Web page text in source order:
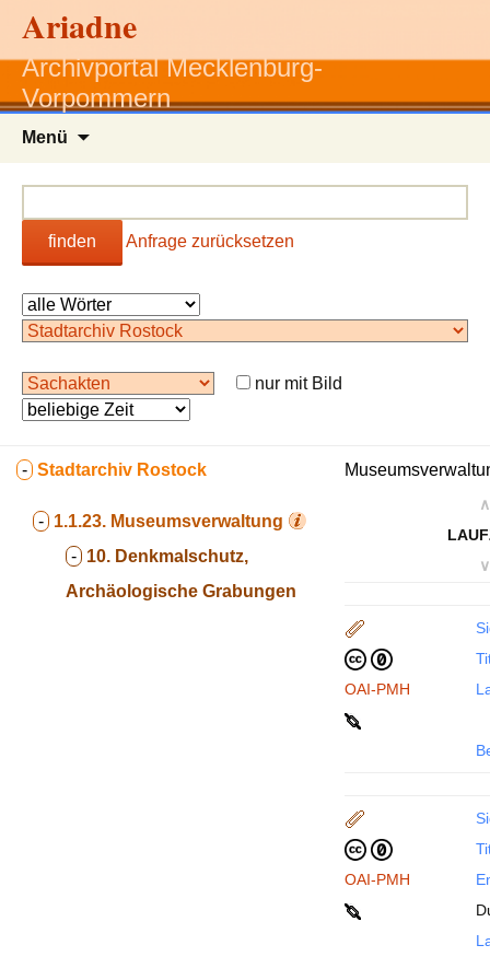
Ariadne
Archivportal Mecklenburg-
Vorpommern
Menü
finden Anfrage zurücksetzen
nur mit Bild
- Stadtarchiv Rostock
- 1.1.23. Museumsverwaltung
- 10. Denkmalschutz,
Archäologische Grabungen
∧
∨
OAI-PMH
OAI-PMH